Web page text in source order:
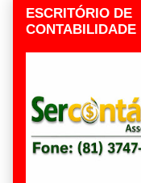
ESCRITÓRIO DE
CONTABILIDADE